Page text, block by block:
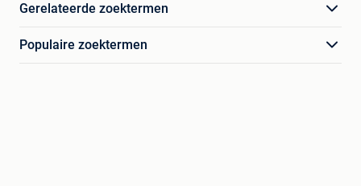
Gerelateerde zoektermen
Populaire zoektermen